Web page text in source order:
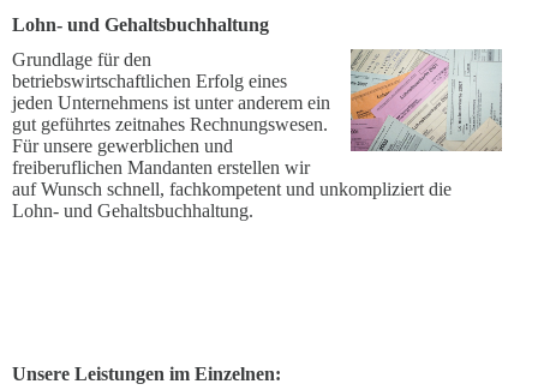
Lohn- und Gehaltsbuchhaltung
Grundlage für den
betriebswirtschaftlichen Erfolg eines
jeden Unternehmens ist unter anderem ein
gut geführtes zeitnahes Rechnungswesen.
Für unsere gewerblichen und
freiberuflichen Mandanten erstellen wir
auf Wunsch schnell, fachkompetent und unkompliziert die
Lohn- und Gehaltsbuchhaltung.
Unsere Leistungen im Einzelnen: